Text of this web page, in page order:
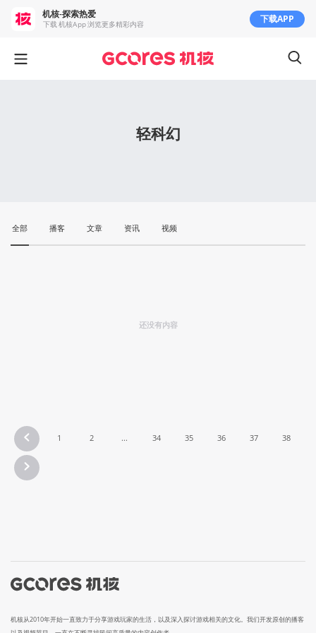
轻科幻
全部 播客 文章 资讯 视频
还没有内容
1 2 ... 34 35 36 37 38
机核从2010年开始一直致力于分享游戏玩家的生活，以及深入探讨游戏相关的文化。我们开发原创的播客
机核-探索热爱
下载 机核App 浏览更多精彩内容 下载APP